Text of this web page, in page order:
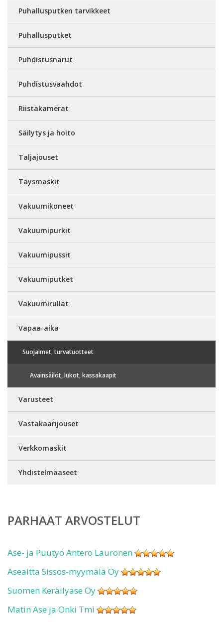
Puhallusputken tarvikkeet
Puhallusputket
Puhdistusnarut
Puhdistusvaahdot
Riistakamerat
Säilytys ja hoito
Taljajouset
Täysmaskit
Vakuumikoneet
Vakuumipurkit
Vakuumipussit
Vakuumiputket
Vakuumirullat
Vapaa-aika
Suojaimet, turvatuotteet
Avainsäilöt, lukot, kassakaapit
Varusteet
Vastakaarijouset
Verkkomaskit
Yhdistelmäaseet
PARHAAT ARVOSTELUT
Ase- ja Puutyö Antero Lauronen
Aseaitta Sissos-myymälä Oy
Suomen Keräilyase Oy
Matin Ase ja Onki Tmi